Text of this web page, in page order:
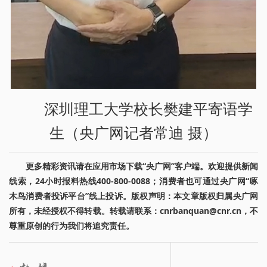
深圳理工大学校长樊建平寄语学
生（央广网记者常迪 摄）
更多精彩资讯请在应用市场下载“央广网”客户端。欢迎提供新闻
线索，24小时报料热线400-800-0088；消费者也可通过央广网“啄
木鸟消费者投诉平台”线上投诉。版权声明：本文章版权归属央广网
所有，未经授权不得转载。转载请联系：cnrbanquan@cnr.cn，不
尊重原创的行为我们将追究责任。